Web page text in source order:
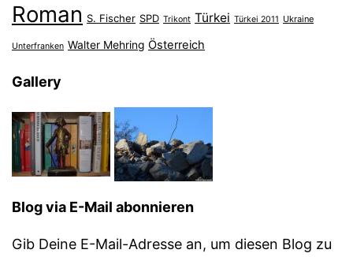
Roman S. Fischer SPD Trikont Türkei Türkei 2011 Ukraine
Unterfranken Walter Mehring Österreich
Gallery
Blog via E-Mail abonnieren
Gib Deine E-Mail-Adresse an, um diesen Blog zu